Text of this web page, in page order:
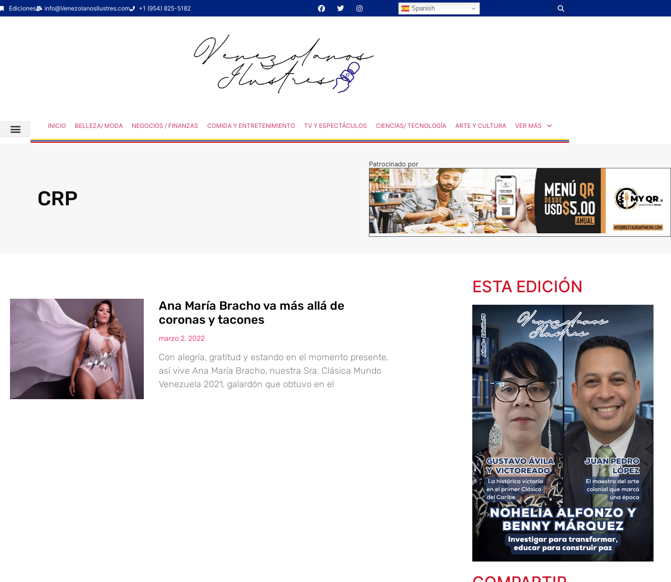
Ediciones info@VenezolanosIlustres.com +1 (954) 825-5182 Spanish
INICIO BELLEZA/ MODA NEGOCIOS / FINANZAS COMIDA Y ENTRETENIMIENTO TV Y ESPECTÁCULOS CIENCIAS/ TECNOLOGÍA ARTE Y CULTURA VER MÁS
CRP
Patrocinado por
Ana María Bracho va más allá de
coronas y tacones
marzo 2, 2022
Con alegría, gratitud y estando en el momento presente,
así vive Ana María Bracho, nuestra Sra. Clásica Mundo
Venezuela 2021, galardón que obtuvo en el
ESTA EDICIÓN